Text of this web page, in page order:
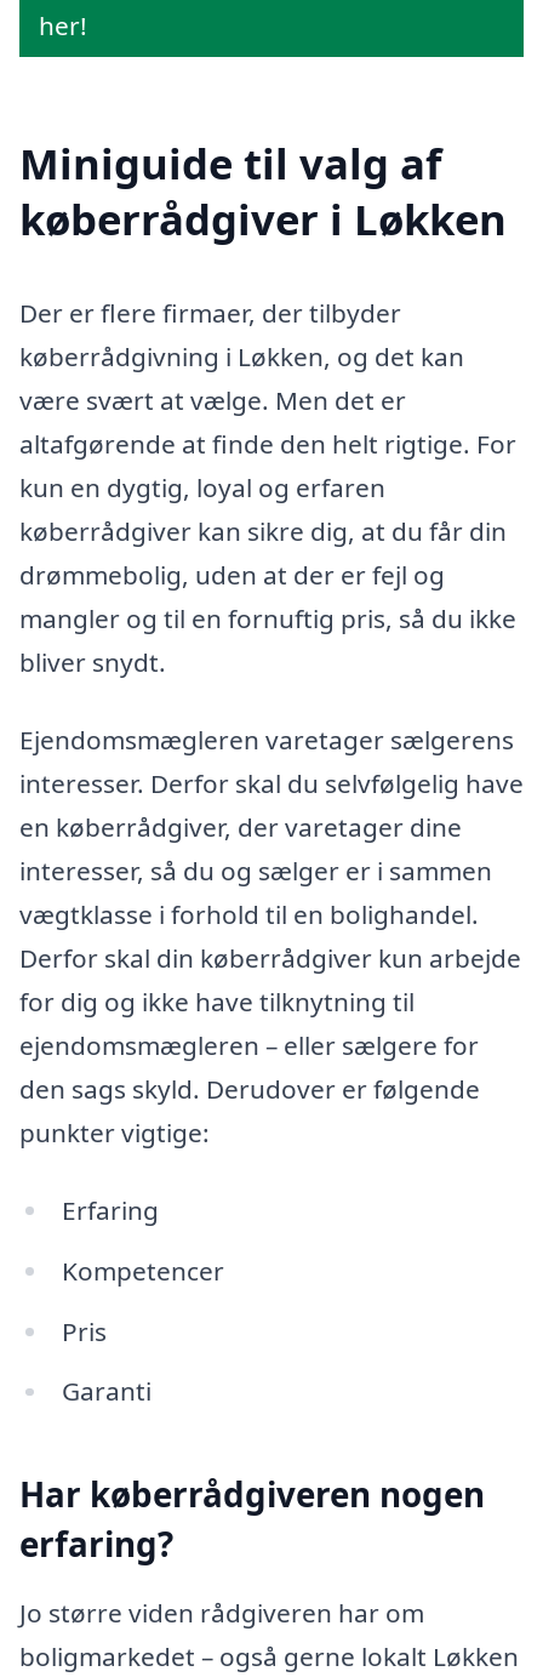
her!
Miniguide til valg af
køberrådgiver i Løkken
Der er flere firmaer, der tilbyder
køberrådgivning i Løkken, og det kan
være svært at vælge. Men det er
altafgørende at finde den helt rigtige. For
kun en dygtig, loyal og erfaren
køberrådgiver kan sikre dig, at du får din
drømmebolig, uden at der er fejl og
mangler og til en fornuftig pris, så du ikke
bliver snydt.
Ejendomsmægleren varetager sælgerens
interesser. Derfor skal du selvfølgelig have
en køberrådgiver, der varetager dine
interesser, så du og sælger er i sammen
vægtklasse i forhold til en bolighandel.
Derfor skal din køberrådgiver kun arbejde
for dig og ikke have tilknytning til
ejendomsmægleren – eller sælgere for
den sags skyld. Derudover er følgende
punkter vigtige:
Erfaring
Kompetencer
Pris
Garanti
Har køberrådgiveren nogen
erfaring?
Jo større viden rådgiveren har om
boligmarkedet – også gerne lokalt Løkken